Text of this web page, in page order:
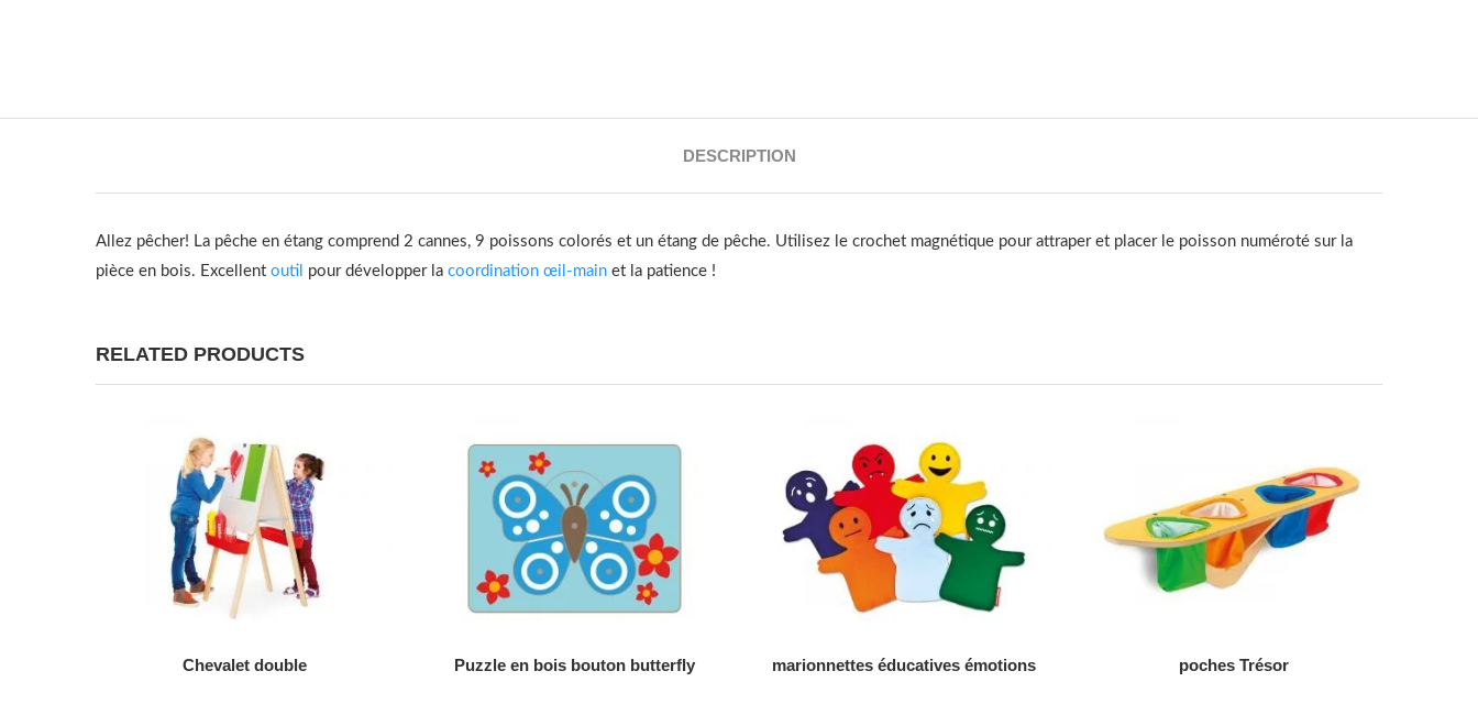
DESCRIPTION
Allez pêcher! La pêche en étang comprend 2 cannes, 9 poissons colorés et un étang de pêche. Utilisez le crochet magnétique pour attraper et placer le poisson numéroté sur la
pièce en bois. Excellent outil pour développer la coordination œil-main et la patience !
RELATED PRODUCTS
AJOUTER AU DEVIS
Chevalet double AJOUTER AU DEVIS
Puzzle en bois bouton butterfly AJOUTER AU DEVIS
marionnettes éducatives émotions AJOUTER AU DEVIS
poches Trésor